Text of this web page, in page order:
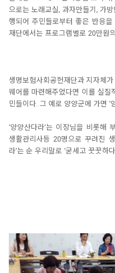
으로는 노래교실, 과자만들기, 가
행되어 주민들로부터 좋은 반응
재단에서는 프로그램별로 20만원
생명보험사회공헌재단과 지자체
웨어를 마련해주었다면 이를 실질
민들이다. 그 예로 양양군에 가면 ‘
‘양양산다라’는 이장님을 비롯해
생활관리사등 20명으로 꾸려진
라’는 순 우리말로 ‘굳세고 꿋꿋하